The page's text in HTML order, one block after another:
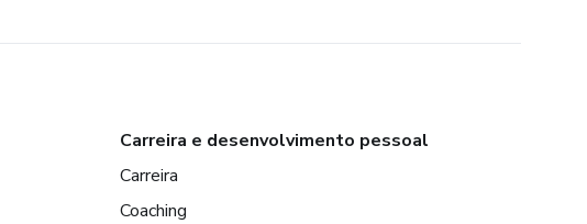
Carreira e desenvolvimento pessoal
Carreira
Coaching